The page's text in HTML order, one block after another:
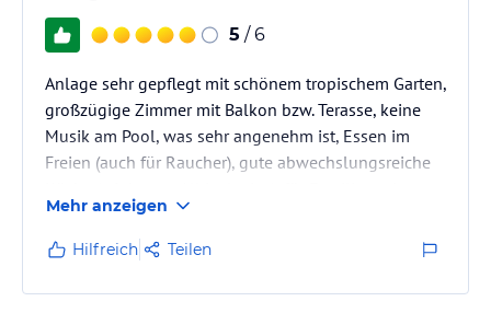
5 / 6
Anlage sehr gepflegt mit schönem tropischem Garten,
großzügige Zimmer mit Balkon bzw. Terasse, keine
Musik am Pool, was sehr angenehm ist, Essen im
Freien (auch für Raucher), gute abwechslungsreiche
Kindern nicht unbedingt zu empfehlen. Spa-Bereich
vorhanden. Dass das Hotel nur ca. 50 Zimmer hat, ist
ein großes Plus.
Mehr anzeigen
Hilfreich Teilen